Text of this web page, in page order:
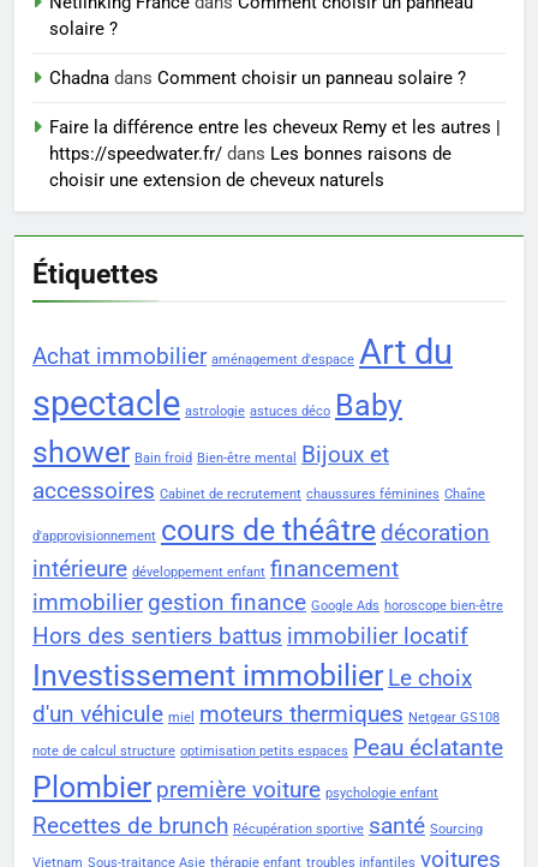
solaire ?
Chadna dans Comment choisir un panneau solaire ?
Faire la différence entre les cheveux Remy et les autres |
https://speedwater.fr/ dans Les bonnes raisons de
choisir une extension de cheveux naturels
Étiquettes
Achat immobilier aménagement d'espace Art du
spectacle astrologie astuces déco Baby
shower Bain froid Bien-être mental
Bijoux et
accessoires Cabinet de recrutement chaussures féminines Chaîne
d'approvisionnement cours de théâtre décoration
intérieure développement enfant financement
immobilier gestion finance Google Ads horoscope bien-être
Hors des sentiers battus immobilier locatif
Investissement immobilier Le choix
d'un véhicule miel moteurs thermiques Netgear GS108
note de calcul structure optimisation petits espaces Peau éclatante
Plombier première voiture psychologie enfant
Recettes de brunch Récupération sportive santé Sourcing
Vietnam Sous-traitance Asie thérapie enfant troubles infantiles voitures